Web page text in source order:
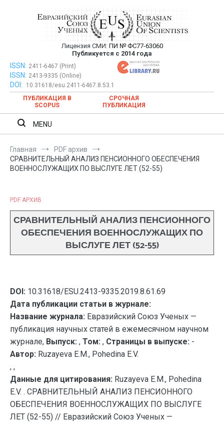
Евразийский Союз Ученых —
публикация научных статей в
ежемесячном научном журнале
Лицензия СМИ: ПИ № ФС77-63060
Публикуется с 2014 года
Евразийский Союз Ученых — публикация научных статей в
ежемесячном научном журнале
ISSN: 2411-6467 (Print)
ISSN: 2413-9335 (Online)
DOI:
10.31618/esu.2411-6467.8.53.1
ПУБЛИКАЦИЯ В
SCOPUS
СРОЧНАЯ
ПУБЛИКАЦИЯ
MENU
Главная
PDF архив
СРАВНИТЕЛЬНЫЙ АНАЛИЗ ПЕНСИОННОГО ОБЕСПЕЧЕНИЯ
ВОЕННОСЛУЖАЩИХ ПО ВЫСЛУГЕ ЛЕТ (52-55)
PDF АРХИВ
СРАВНИТЕЛЬНЫЙ АНАЛИЗ ПЕНСИОННОГО
ОБЕСПЕЧЕНИЯ ВОЕННОСЛУЖАЩИХ ПО
ВЫСЛУГЕ ЛЕТ (52-55)
DOI: 10.31618/ESU.2413-9335.2019.8.61.69
Дата публикации статьи в журнале:
Название журнала: Евразийский Союз Ученых —
публикация научных статей в ежемесячном научном
журнале, Выпуск: , Том: , Страницы в выпуске: -
Автор: Ruzayeva E.M., Pohedina E.V.
, ,
Данные для цитирования: Ruzayeva E.M., Pohedina
E.V. . СРАВНИТЕЛЬНЫЙ АНАЛИЗ ПЕНСИОННОГО
ОБЕСПЕЧЕНИЯ ВОЕННОСЛУЖАЩИХ ПО ВЫСЛУГЕ
ЛЕТ (52-55) // Евразийский Союз Ученых —